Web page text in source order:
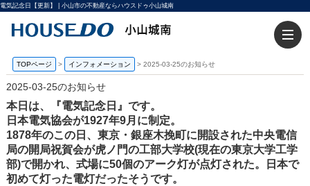
電気記念日【更新】 | 小山市の不動産ならハウスドゥ小山城南
TOPページ > インフォメーション > 2025-03-25のお知らせ
2025-03-25のお知らせ
本日は、『電気記念日』です。
日本電気協会が1927年9月に制定。
1878年のこの日、東京・銀座木挽町に開設された中央電信
局の開局祝賀会が虎ノ門の工部大学校(現在の東京大学工学
部)で開かれ、式場に50個のアーク灯が点灯された。日本で
初めて灯った電灯だったそうです。